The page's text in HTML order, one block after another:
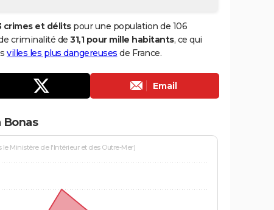
crimes et délitspour une population de 106
criminalité de 31,1 pour mille habitants, ce qui
villes les plus dangereuses de France.
Email
Ministère de l'Intérieur et des Outre-Mer)